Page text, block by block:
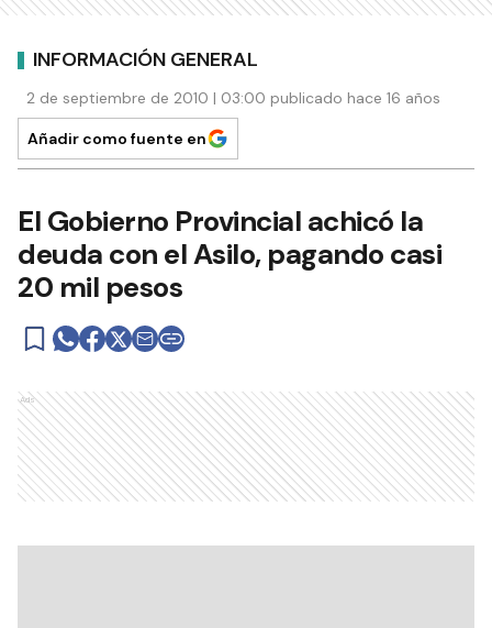
INFORMACIÓN GENERAL
2 de septiembre de 2010 | 03:00 publicado hace 16 años
Añadir como fuente en
El Gobierno Provincial achicó la
deuda con el Asilo, pagando casi
20 mil pesos
Ads